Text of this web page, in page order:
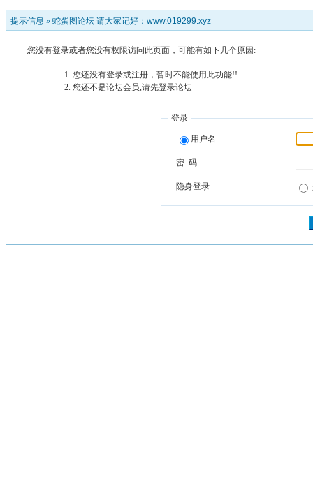
提示信息 » 蛇蛋图论坛 请大家记好：www.019299.xyz
您没有登录或者您没有权限访问此页面，可能有如下几个原因:
您还没有登录或注册，暂时不能使用此功能!!
您还不是论坛会员,请先登录论坛
登录
用户名
密 码
隐身登录